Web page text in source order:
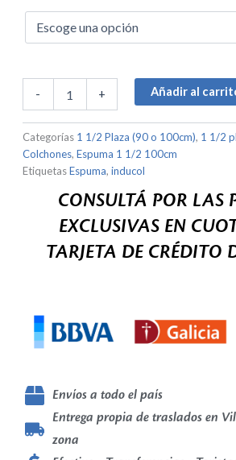
-
Firm
100x190cm-
1
Espuma
cantidad
+ Añadir al
Categorías 1 1/2 Plaza (90 o 100cm), 1 1/2
Colchones, Espuma 1 1/2 100cm
EtiquetasEspuma, inducol
CONSULTÁ POR LAS
EXCLUSIVAS EN
TARJETA DE CRÉDITO
Envíos a todo el país
Entrega propia de traslados en
zona